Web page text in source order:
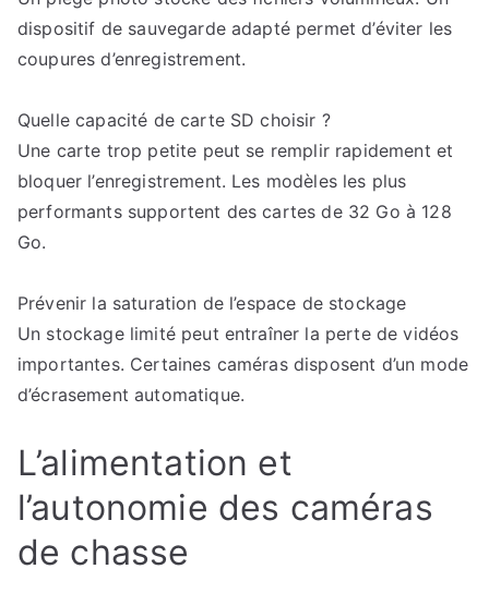
dispositif de sauvegarde adapté permet d’éviter les
coupures d’enregistrement.
Quelle capacité de carte SD choisir ?
Une carte trop petite peut se remplir rapidement et
bloquer l’enregistrement. Les modèles les plus
performants supportent des cartes de 32 Go à 128
Go.
Prévenir la saturation de l’espace de stockage
Un stockage limité peut entraîner la perte de vidéos
importantes. Certaines caméras disposent d’un mode
d’écrasement automatique.
L’alimentation et
l’autonomie des caméras
de chasse